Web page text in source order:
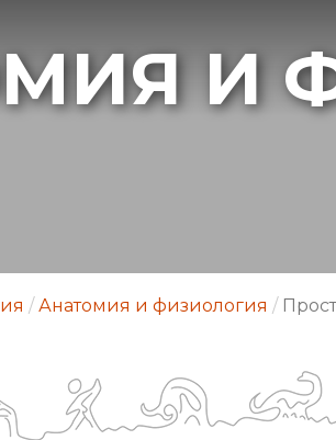
И
/ Анатомия и физиология /